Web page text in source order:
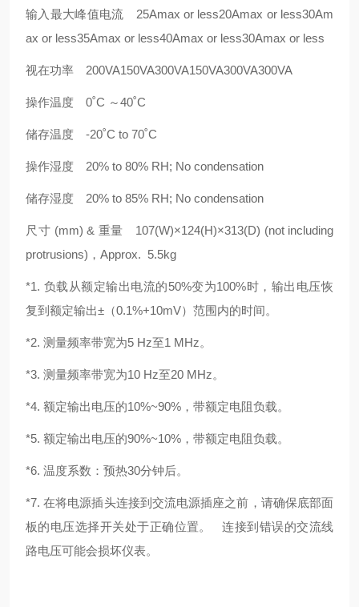
输入最大峰值电流 25Amax or less20Amax or less30Am
ax or less35Amax or less40Amax or less30Amax or less
视在功率 200VA150VA300VA150VA300VA300VA
操作温度 0˚C ～40˚C
储存温度 -20˚C to 70˚C
操作湿度 20% to 80% RH; No condensation
储存湿度 20% to 85% RH; No condensation
尺寸 (mm) & 重量 107(W)×124(H)×313(D) (not including
protrusions)，Approx. 5.5kg
*1. 负载从额定输出电流的50%变为100%时，输出电压恢
复到额定输出±（0.1%+10mV）范围内的时间。
*2. 测量频率带宽为5 Hz至1 MHz。
*3. 测量频率带宽为10 Hz至20 MHz。
*4. 额定输出电压的10%~90%，带额定电阻负载。
*5. 额定输出电压的90%~10%，带额定电阻负载。
*6. 温度系数：预热30分钟后。
*7. 在将电源插头连接到交流电源插座之前，请确保底部面
板的电压选择开关处于正确位置。 连接到错误的交流线
路电压可能会损坏仪表。